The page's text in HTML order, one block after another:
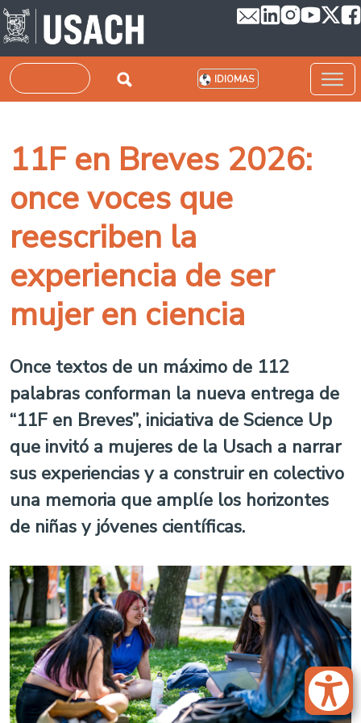
Pasar al contenido principal
Buscar IDIOMAS
11F en Breves 2026:
once voces que
reescriben la
experiencia de ser
mujer en ciencia
Once textos de un máximo de 112
palabras conforman la nueva entrega de
“11F en Breves”, iniciativa de Science Up
que invitó a mujeres de la Usach a narrar
sus experiencias y a construir en colectivo
una memoria que amplíe los horizontes
de niñas y jóvenes científicas.